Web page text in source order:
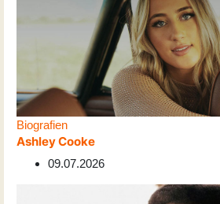
Biografien
Ashley Cooke
09.07.2026